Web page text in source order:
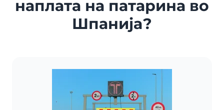
наплата на патарина во
Шпанија?